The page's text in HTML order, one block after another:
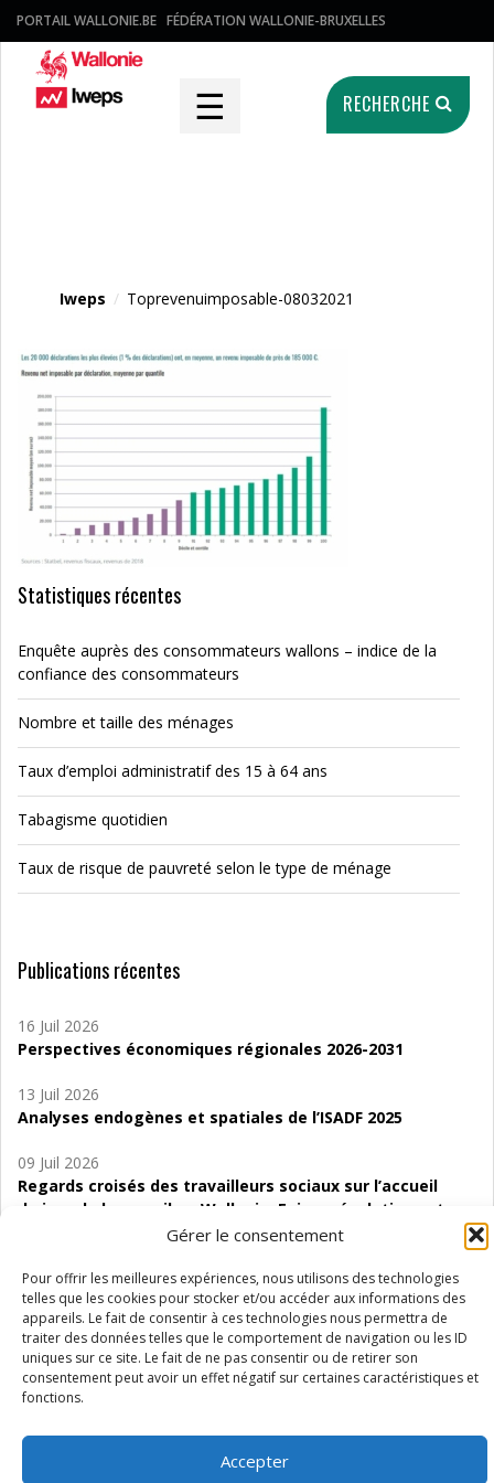
Gérer le consentement
Pour offrir les meilleures expériences, nous utilisons des technologies
telles que les cookies pour stocker et/ou accéder aux informations des
appareils. Le fait de consentir à ces technologies nous permettra de
traiter des données telles que le comportement de navigation ou les ID
uniques sur ce site. Le fait de ne pas consentir ou de retirer son
consentement peut avoir un effet négatif sur certaines caractéristiques et
fonctions.
Accepter
PORTAIL WALLONIE.BE FÉDÉRATION WALLONIE-BRUXELLES
☰ RECHERCHE
Iweps / Toprevenuimposable-08032021
Statistiques récentes
Enquête auprès des consommateurs wallons – indice de la
confiance des consommateurs
Nombre et taille des ménages
Taux d’emploi administratif des 15 à 64 ans
Tabagisme quotidien
Taux de risque de pauvreté selon le type de ménage
Publications récentes
16 Juil 2026
Perspectives économiques régionales 2026-2031
13 Juil 2026
Analyses endogènes et spatiales de l’ISADF 2025
09 Juil 2026
Regards croisés des travailleurs sociaux sur l’accueil
de jour de bas seuil en Wallonie. Enjeux, évolutions et
06 Juil 2026
Étude d’évaluabilité des Structures
d’accompagnement à l’autocréation d’emploi (SAACE)
01 Juil 2026
Pénurie du personnel infirmier :quels indicateurs
Wallonie ?